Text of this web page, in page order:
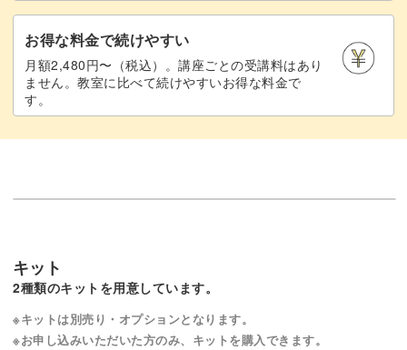
ることで素敵なアクセントに。
とれないようにしっかりと縫いつけるコツもお教えしま
す。
履かせるのはもちろん、置いておくだけでも素敵なインテ
リアになりますよ◎
お得な料金で続けやすい
月額2,480円〜（税込）。講座ごとの受講料はあり
ません。教室に比べて続けやすいお得な料金で
す。
キット
2種類のキットを用意しています。
※キットは別売り・オプションとなります。
※お申し込みいただいた方のみ、キットを購入できます。